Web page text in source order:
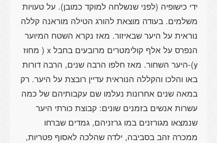
ידי כישופיה (לפני שנשלחה למוקד כמובן). על טעויות
משלמים. בעודה מוצאת להורג הטילה מוראנה קללה
נוראית על היער שבאיזור. מאז נקרא השטח המיוער
הנפרס על אלף קולימטרים מרובעים בחבל x ( מחוז
y)-היער השחור. מאז חלפו הרבה שנים, הרבה דורות
באו והלכו והקללה הנוראית עדיין רובצת על היער. רק
במאה שנים אחרונות נעלמו שם עקבותיהם של כמה
עשרות אנשים בזמנים שונים: קבוצת כורתי היער
שנמצאו מגורזנים במו גרזניהם, גמדים שברחו
ממכרה זהב בסביבה, ילדה שהלכה לאסוף פטריות,